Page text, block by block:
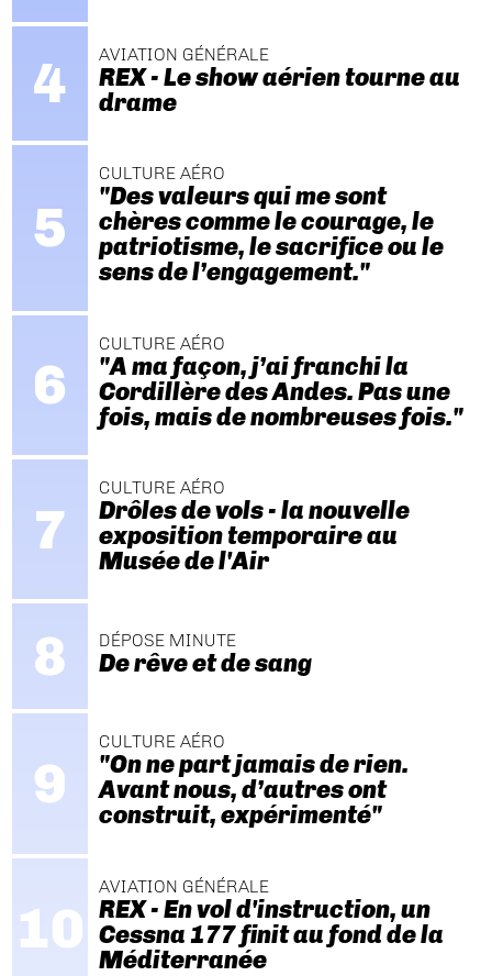
AVIATION GÉNÉRALE
REX - Le show aérien tourne au
drame
CULTURE AÉRO
"Des valeurs qui me sont
chères comme le courage, le
patriotisme, le sacrifice ou le
sens de l’engagement."
CULTURE AÉRO
"A ma façon, j’ai franchi la
Cordillère des Andes. Pas une
fois, mais de nombreuses fois."
CULTURE AÉRO
Drôles de vols - la nouvelle
exposition temporaire au
Musée de l'Air
DÉPOSE MINUTE
De rêve et de sang
CULTURE AÉRO
"On ne part jamais de rien.
Avant nous, d’autres ont
construit, expérimenté"
AVIATION GÉNÉRALE
REX - En vol d'instruction, un
Cessna 177 finit au fond de la
Méditerranée